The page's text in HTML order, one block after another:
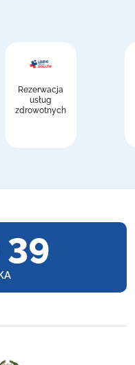
Rezerwacja
usług
zdrowotnych